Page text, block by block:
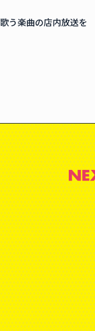
歌う楽曲の店内放送を